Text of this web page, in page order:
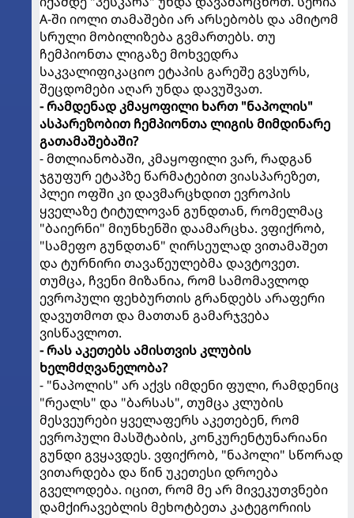
A-ში იოლი თამაშები არ არსებობს და ამიტომ
სრული მობილიზება გვმართებს. თუ
ჩემპიონთა ლიგაზე მოხვედრა
საკვალიფიკაციო ეტაპის გარეშე გვსურს,
შეცდომები აღარ უნდა დავუშვათ.
- რამდენად კმაყოფილი ხართ "ნაპოლის"
ასპარეზობით ჩემპიონთა ლიგის მიმდინარე
გათამაშებაში?
- მთლიანობაში, კმაყოფილი ვარ, რადგან
ჯგუფურ ეტაპზე წარმატებით ვიასპარეზეთ,
პლეი ოფში კი დავმარცხდით ევროპის
ყველაზე ტიტულოვან გუნდთან, რომელმაც
"ბაიერნი" მიუნხენში დაამარცხა. ვფიქრობ,
"სამეფო გუნდთან" ღირსეულად ვითამაშეთ
და ტურნირი თავაწეულებმა დავტოვეთ.
თუმცა, ჩვენი მიზანია, რომ სამომავლოდ
ევროპული ფეხბურთის გრანდებს არაფერი
დავუთმოთ და მათთან გამარჯვება
ვისწავლოთ.
- რას აკეთებს ამისთვის კლუბის
ხელმძღვანელობა?
- "ნაპოლის" არ აქვს იმდენი ფული, რამდენიც
"რეალს" და "ბარსას", თუმცა კლუბის
მესვეურები ყველაფერს აკეთებენ, რომ
ევროპული მასშტაბის, კონკურენტუნარიანი
გუნდი გვყავდეს. ვფიქრობ, "ნაპოლი" სწორად
ვითარდება და წინ უკეთესი დროება
გველოდება. იცით, რომ მე არ მივეკუთვნები
დამქირავებლის მეხოტბეთა კატეგორიის